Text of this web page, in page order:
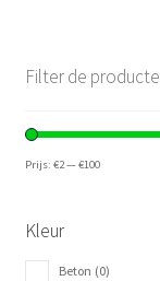
Filter de
Prijs: €2— €100
Kleur
Beton (0)